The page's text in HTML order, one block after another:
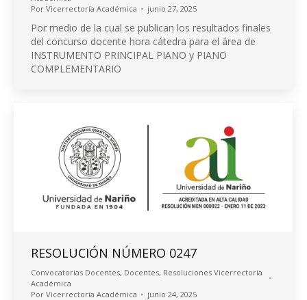
Por Vicerrectoría Académica junio 27, 2025
Por medio de la cual se publican los resultados finales
del concurso docente hora cátedra para el área de
INSTRUMENTO PRINCIPAL PIANO y PIANO
COMPLEMENTARIO
RESOLUCIÓN NÚMERO 0247
Convocatorias Docentes, Docentes, Resoluciones Vicerrectoría
Académica
Por Vicerrectoría Académica junio 24, 2025